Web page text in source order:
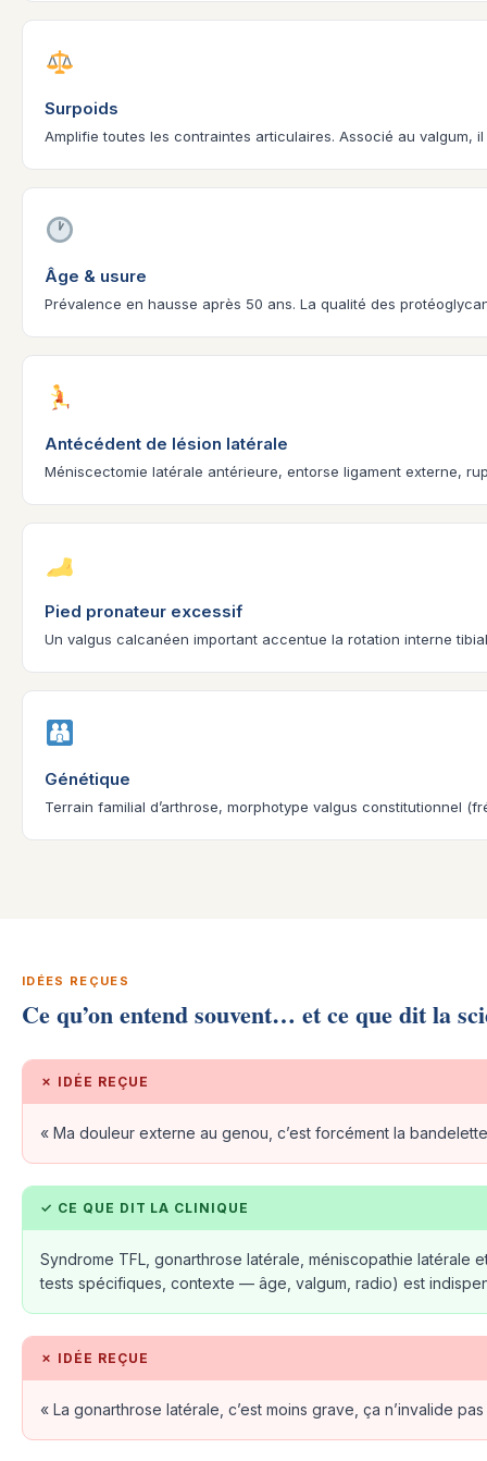
Surpoids
Amplifie toutes les contraintes articulaires. Associé au
Âge & usure
Prévalence en hausse après 50 ans. La qualité des
Antécédent de lésion latérale
Méniscectomie latérale antérieure, entorse ligament externe,
Pied pronateur excessif
Un valgus calcanéen important accentue la rotation interne
Génétique
Terrain familial d’arthrose, morphotype valgus constitutionnel
IDÉES REÇUES
Ce qu’on entend souvent… et ce que dit la
✗ IDÉE REÇUE
« Ma douleur externe au genou, c’est forcément la
✓ CE QUE DIT LA CLINIQUE
Syndrome TFL, gonarthrose latérale, méniscopathie latérale
tests spécifiques, contexte — âge, valgum, radio) est
✗ IDÉE REÇUE
« La gonarthrose latérale, c’est moins grave, ça n’invalide